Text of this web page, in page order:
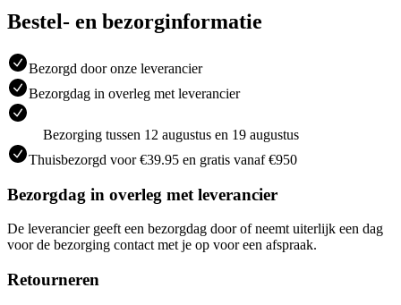
Bestel- en bezorginformatie
Bezorgd door onze leverancier
Bezorgdag in overleg met leverancier
Bezorging tussen 12 augustus en 19 augustus
Thuisbezorgd voor €39.95 en gratis vanaf €950
Bezorgdag in overleg met leverancier
De leverancier geeft een bezorgdag door of neemt uiterlijk een dag
voor de bezorging contact met je op voor een afspraak.
Retourneren